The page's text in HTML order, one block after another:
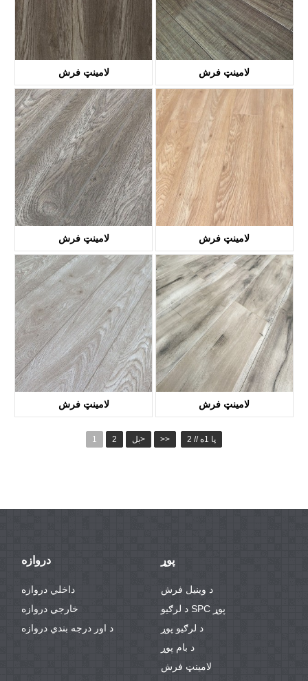
لامینټ فرش
KTL3007
لامینټ فرش
KTL2007
لامینټ فرش
KTL3005
لامینټ فرش
KTL3001
لامینټ فرش لامینټ فرش
1 2 بل> >> پا 1ه // 2
دروازه
داخلي دروازه
خارجي دروازه
د اور درجه بندي دروازه
پوړ
د وینیل فرش
د لرګیو SPC پوړ
د لرګیو پوړ
د بام پوړ
لامینټ فرش